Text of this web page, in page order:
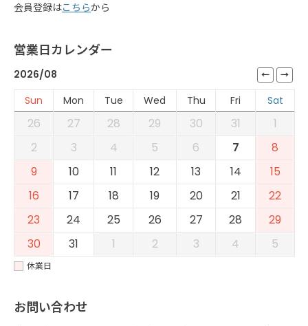
会員登録はこちらから
営業日カレンダー
2026/08
Sun
Mon Tue Wed Thu Fri Sat
26 27 28 29 30 31
1
2
3 4 5 6 7
8
9
10 11 12 13 14
15
16
17 18 19 20 21
22
23
24 25 26 27 28
29
30
31 1 2 3 4 5
休業日
お問い合わせ